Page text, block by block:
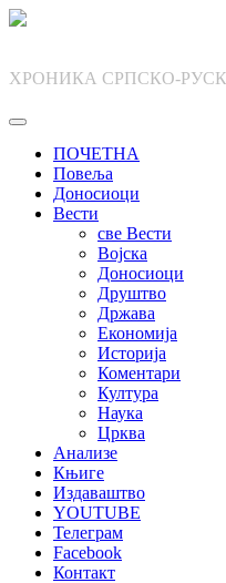
Skip
ХРОНИКА СРПСКО-
ПОЧЕТНА
Повеља
Доносиоци
Вести
све Вести
Војска
Доносиоци
Друштво
Држава
Економија
Историја
Коментари
Култура
Наука
Црква
Анализе
Књиге
Издаваштво
YOUTUBE
Телеграм
Facebook
Контакт